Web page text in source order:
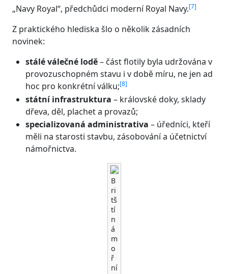
„Navy Royal“, předchůdci moderní Royal Navy.[7]
Z praktického hlediska šlo o několik zásadních
novinek:
stálé válečné lodě– část flotily byla udržována v
provozuschopném stavu i v době míru, ne jen ad
hoc pro konkrétní válku;[8]
státní infrastruktura – královské doky, sklady
dřeva, děl, plachet a provazů;
specializovaná administrativa – úředníci, kteří
měli na starosti stavbu, zásobování a účetnictví
námořnictva.
B
ri
tš
tí
n
á
m
o
ř
ní